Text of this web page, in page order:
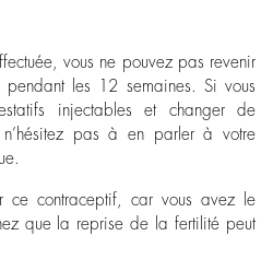
vous ne pouvez pas revenir
les 12 semaines. Si vous
injectables et changer de
n’hésitez pas à en parler à votre
ce contraceptif, car vous avez le
que la reprise de la fertilité peut